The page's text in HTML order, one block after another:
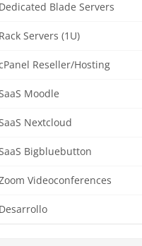
Dedicated Blade Servers
Rack Servers (1U)
Reseller/Hosting
Moodle
Nextcloud
Bigbluebutton
Videoconferences
Desarrollo